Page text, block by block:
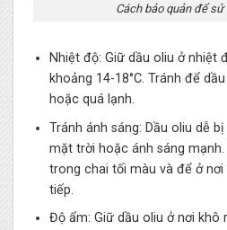
Cách bảo quản để sử
Nhiệt độ: Giữ dầu oliu ở nhiệt
khoảng 14-18°C. Tránh để
hoặc quá lạnh.
Tránh ánh sáng: Dầu oliu dễ
mặt trời hoặc ánh sáng
trong chai tối màu và để ở
tiếp.
Độ ẩm: Giữ dầu oliu ở nơi khô